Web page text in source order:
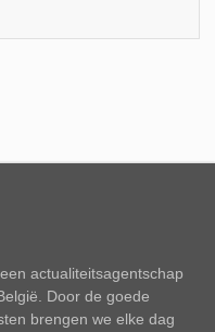
actualiteitsagentschap
Door de goede
brengen we elke dag